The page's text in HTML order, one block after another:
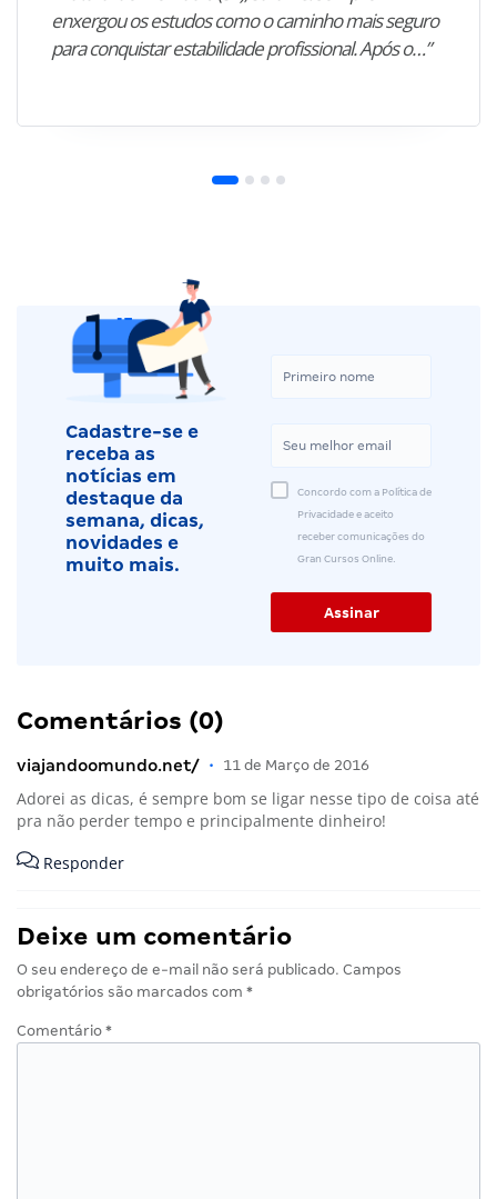
enxergou os estudos como o caminho mais seguro
para conquistar estabilidade profissional. Após o…”
Cadastre-se e
receba as
notícias em
destaque da
semana, dicas,
novidades e
muito mais.
Concordo com a Política de
Privacidade e aceito
receber comunicações do
Gran Cursos Online.
Comentários (0)
viajandoomundo.net/ • 11 de Março de 2016
Adorei as dicas, é sempre bom se ligar nesse tipo de coisa até
pra não perder tempo e principalmente dinheiro!
Responder
Deixe um comentário
O seu endereço de e-mail não será publicado. Campos
obrigatórios são marcados com *
Comentário *